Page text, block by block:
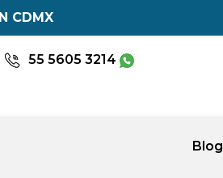
CDMX
55 5605 3214
Blog